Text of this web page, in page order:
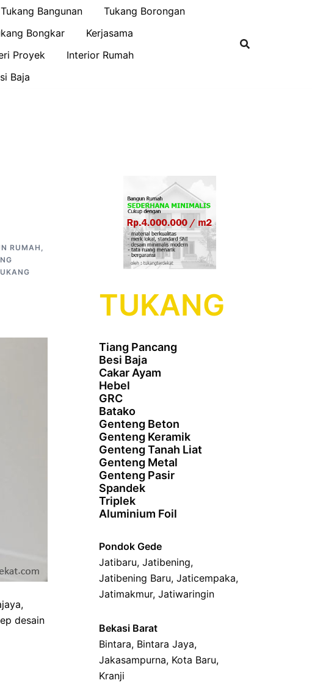
Tukang Bangunan
Tukang Borongan
Bongkar
Kerjasama
Proyek
Interior Rumah
Baja
RUMAH ,
desain
TUKANG
Tiang Pancang
Besi Baja
Cakar Ayam
Hebel
GRC
Batako
Genteng Beton
Genteng Keramik
Genteng Tanah Liat
Genteng Metal
Genteng Pasir
Spandek
Triplek
Aluminium Foil
Pondok Gede
Jatibaru, Jatibening,
Jatibening Baru, Jaticempaka,
Jatimakmur, Jatiwaringin
Bekasi Barat
Bintara, Bintara Jaya,
Jakasampurna, Kota Baru,
Kranji